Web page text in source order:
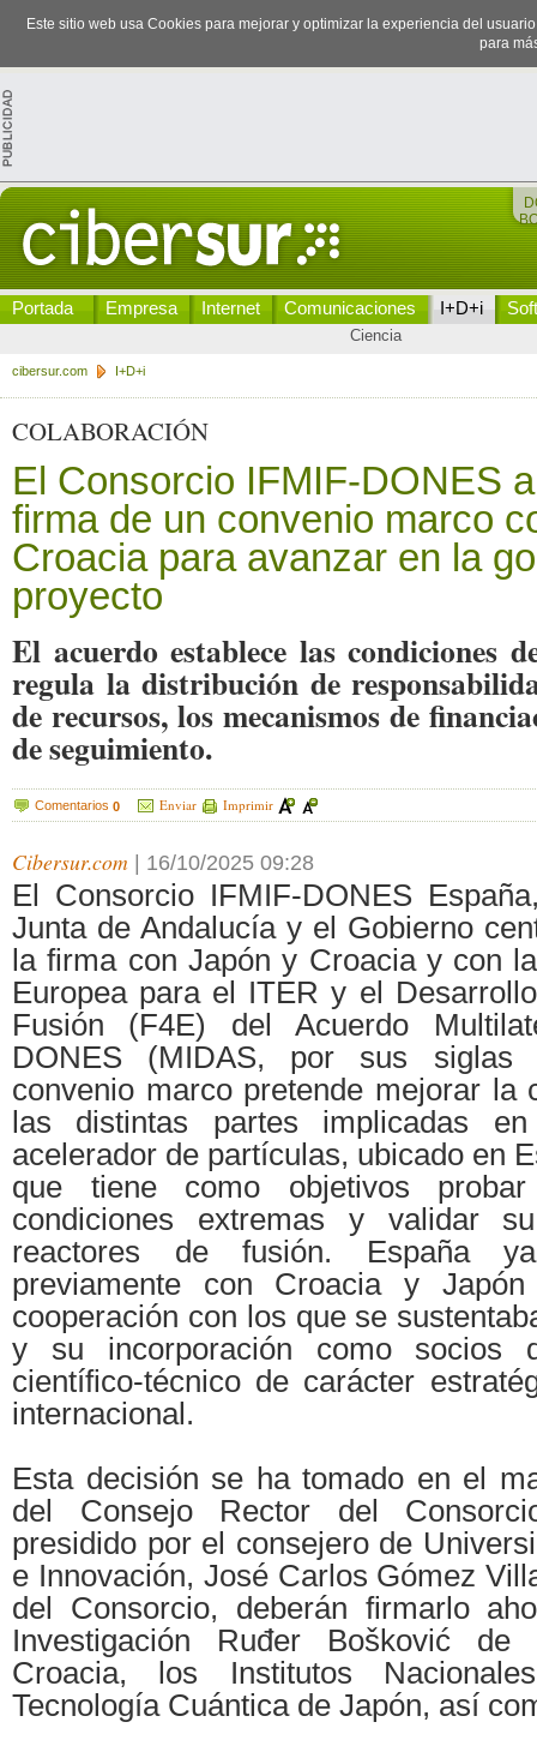
Este sitio web usa Cookies para mejorar y optimizar la experiencia del
para
Portada Empresa Internet Comunicaciones I+D+i
Ciencia
cibersur.com I+D+i
COLABORACIÓN
El Consorcio IFMIF-DONES
firma de un convenio marco
Croacia para avanzar en la
proyecto
El acuerdo establece las condiciones
regula la distribución de
de recursos, los mecanismos de
de seguimiento.
Comentarios 0 Enviar Imprimir
Cibersur.com 16/10/2025 09:28
El Consorcio IFMIF-DONES
Junta de Andalucía y el Gobierno
la firma con Japón y Croacia y con
Europea para el ITER y el
Fusión (F4E) del Acuerdo
DONES (MIDAS, por sus siglas
convenio marco pretende mejorar la
las distintas partes implicadas
acelerador de partículas, ubicado en
que tiene como objetivos
condiciones extremas y validar
reactores de fusión. España
previamente con Croacia y Japón
cooperación con los que se
y su incorporación como socios
científico-técnico de carácter
internacional.
Esta decisión se ha tomado en el
del Consejo Rector del
presidido por el consejero de
e Innovación, José Carlos Gómez
del Consorcio, deberán firmarlo
Investigación Ruđer Bošković
Croacia, los Institutos
Tecnología Cuántica de Japón, así